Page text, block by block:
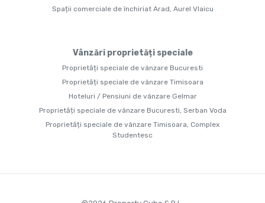
Spații comerciale de închiriat Arad, Aurel Vlaicu
Vânzări proprietăți speciale
Proprietăți speciale de vânzare Bucuresti
Proprietăți speciale de vânzare Timisoara
Hoteluri / Pensiuni de vânzare Gelmar
Proprietăți speciale de vânzare Bucuresti, Serban Voda
Proprietăți speciale de vânzare Timisoara, Complex
Studentesc